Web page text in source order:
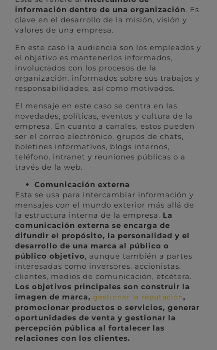
información dentro de una organización. Es
clave en el desarrollo de la misión, visión y
valores de una empresa.
En este caso la audiencia son los empleados y
el objetivo es mantenerlos informados,
involucrados con los procesos de la
organización, informados sobre sus trabajos y
responsabilidades, así como motivados.
El mensaje en este caso se centra en las
novedades, políticas, eventos y cultura de la
empresa. En cuanto a canales, estos pueden
ser el correo electrónico, grupos de chats,
boletines informativos, blogs internos,
teléfono, intranet y reuniones públicas o a
través de la web.
Comunicación externa
Esta se usa para intercambiar información y
mensajes con el mundo exterior más allá de
la estructura interna de la empresa. La
comunicación externa se encarga de
difundir el propósito, la personalidad y el
desarrollo de una marca al público o
público objetivo, aunque también a partes
interesadas como inversores, accionistas,
clientes, medios de comunicación, etcétera.
Los objetivos principales son construir la
imagen de marca,gestionar la reputación,
promocionar productos o servicios, generar
oportunidades de venta y gestionar la
percepción pública al fortalecer las
relaciones con los clientes.